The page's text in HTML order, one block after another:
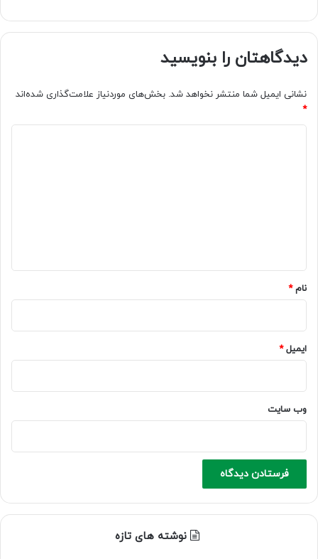
دیدگاهتان را بنویسید
نشانی ایمیل شما منتشر نخواهد شد. بخش‌های موردنیاز علامت‌گذاری شده‌اند
*
نام*
ایمیل*
وب‌ سایت
نوشته های تازه